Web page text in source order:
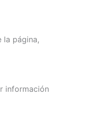
la página,
información